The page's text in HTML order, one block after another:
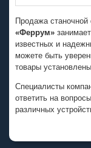
Продажа станочной
«Феррум»
известных и
можете быть
товары
Специалисты
ответить на
различных